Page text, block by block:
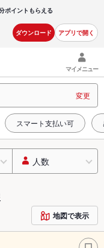
ポイントもらえる
ダウンロード アプリで開く
マイメニュー
変更
スマート支払い可
人数
地図で表示